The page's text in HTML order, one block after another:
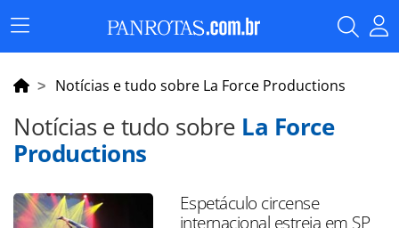
Menu
Principal
Notícias e tudo sobre La Force Productions
Notícias e tudo sobre La Force
Productions
Espetáculo circense
internacional estreia em SP